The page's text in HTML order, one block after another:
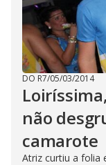
DO R7/05/03/2014
não
camarote
Atriz curtiu a folia